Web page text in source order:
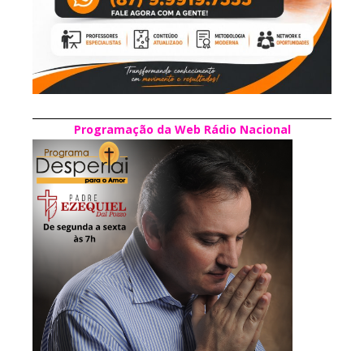
Programação da Web Rádio Nacional